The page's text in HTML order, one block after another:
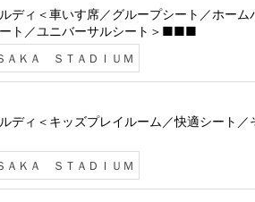
ディ＜車いす席／グループシート／ホーム
ト／ユニバーサルシート＞■■■
ＡＫＡ ＳＴＡＤＩＵＭ
ディ＜キッズプレイルーム／快適シート／
ＡＫＡ ＳＴＡＤＩＵＭ